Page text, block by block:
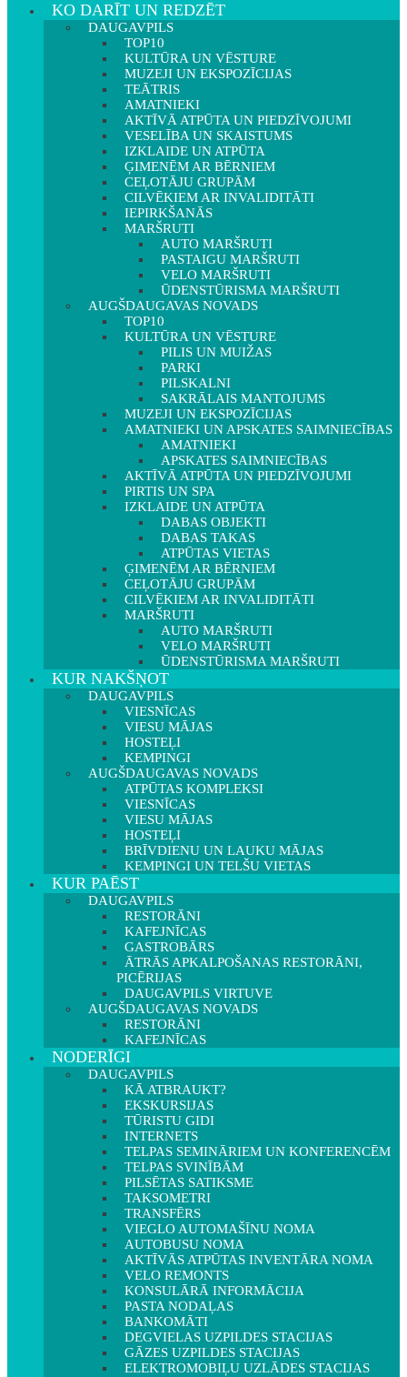
KO DARĪT UN REDZĒT
DAUGAVPILS
TOP10
KULTŪRA UN VĒSTURE
MUZEJI UN EKSPOZĪCIJAS
TEĀTRIS
AMATNIEKI
AKTĪVĀ ATPŪTA UN PIEDZĪVOJUMI
VESELĪBA UN SKAISTUMS
IZKLAIDE UN ATPŪTA
ĢIMENĒM AR BĒRNIEM
CEĻOTĀJU GRUPĀM
CILVĒKIEM AR INVALIDITĀTI
IEPIRKŠANĀS
MARŠRUTI
AUTO MARŠRUTI
PASTAIGU MARŠRUTI
VELO MARŠRUTI
ŪDENSTŪRISMA MARŠRUTI
AUGŠDAUGAVAS NOVADS
TOP10
KULTŪRA UN VĒSTURE
PILIS UN MUIŽAS
PARKI
PILSKALNI
SAKRĀLAIS MANTOJUMS
MUZEJI UN EKSPOZĪCIJAS
AMATNIEKI UN APSKATES SAIMNIECĪBAS
AMATNIEKI
APSKATES SAIMNIECĪBAS
AKTĪVĀ ATPŪTA UN PIEDZĪVOJUMI
PIRTIS UN SPA
IZKLAIDE UN ATPŪTA
DABAS OBJEKTI
DABAS TAKAS
ATPŪTAS VIETAS
ĢIMENĒM AR BĒRNIEM
CEĻOTĀJU GRUPĀM
CILVĒKIEM AR INVALIDITĀTI
MARŠRUTI
AUTO MARŠRUTI
VELO MARŠRUTI
ŪDENSTŪRISMA MARŠRUTI
KUR NAKŠŅOT
DAUGAVPILS
VIESNĪCAS
VIESU MĀJAS
HOSTEĻI
KEMPINGI
AUGŠDAUGAVAS NOVADS
ATPŪTAS KOMPLEKSI
VIESNĪCAS
VIESU MĀJAS
HOSTEĻI
BRĪVDIENU UN LAUKU MĀJAS
KEMPINGI UN TELŠU VIETAS
KUR PAĒST
DAUGAVPILS
RESTORĀNI
KAFEJNĪCAS
GASTROBĀRS
ĀTRĀS APKALPOŠANAS RESTORĀNI,
PICĒRIJAS
DAUGAVPILS VIRTUVE
AUGŠDAUGAVAS NOVADS
RESTORĀNI
KAFEJNĪCAS
NODERĪGI
DAUGAVPILS
KĀ ATBRAUKT?
EKSKURSIJAS
TŪRISTU GIDI
INTERNETS
TELPAS SEMINĀRIEM UN KONFERENCĒM
TELPAS SVINĪBĀM
PILSĒTAS SATIKSME
TAKSOMETRI
TRANSFĒRS
VIEGLO AUTOMAŠĪNU NOMA
AUTOBUSU NOMA
AKTĪVĀS ATPŪTAS INVENTĀRA NOMA
VELO REMONTS
KONSULĀRĀ INFORMĀCIJA
PASTA NODAĻAS
BANKOMĀTI
DEGVIELAS UZPILDES STACIJAS
GĀZES UZPILDES STACIJAS
ELEKTROMOBIĻU UZLĀDES STACIJAS